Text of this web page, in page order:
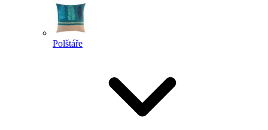
Polštáře